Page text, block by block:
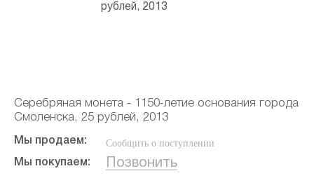
Серебряная монета - 1150-летие основания города
Смоленска, 25 рублей, 2013
Мы продаем: Сообщить о поступлении
Мы покупаем: Позвонить